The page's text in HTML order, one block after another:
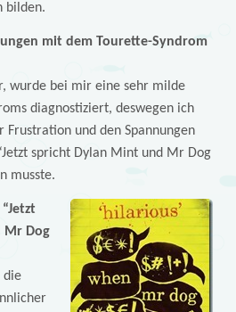
bilden.
mit dem Tourette-Syndrom
wurde bei mir eine sehr milde
diagnostiziert, deswegen ich
Frustration und den Spannungen
spricht Dylan Mint und Mr Dog
musste.
Mr Dog
die